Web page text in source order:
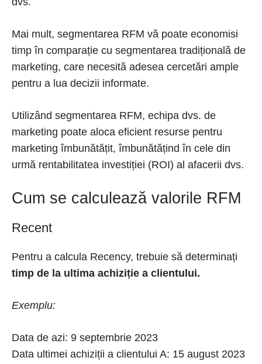
Mai mult, segmentarea RFM vă poate economisi
timp în comparație cu segmentarea tradițională de
marketing, care necesită adesea cercetări ample
pentru a lua decizii informate.
Utilizând segmentarea RFM, echipa dvs. de
marketing poate aloca eficient resurse pentru
marketing îmbunătățit, îmbunătățind în cele din
urmă rentabilitatea investiției (ROI) al afacerii dvs.
Cum se calculează valorile RFM
Recent
Pentru a calcula Recency, trebuie să determinați
timp de la ultima achiziție a clientului.
Exemplu:
Data de azi: 9 septembrie 2023
Data ultimei achiziții a clientului A: 15 august 2023